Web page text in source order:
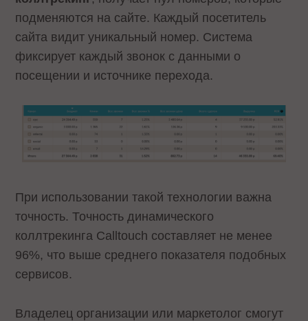
подменяются на сайте. Каждый посетитель
сайта видит уникальный номер. Система
фиксирует каждый звонок с данными о
посещении и источнике перехода.
При использовании такой технологии важна
точность. Точность динамического
коллтрекинга Calltouch составляет не менее
96%, что выше среднего показателя подобных
сервисов.
Владелец организации или маркетолог смогут